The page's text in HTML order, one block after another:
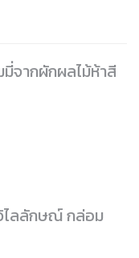
จากผักผลไม้ห้าสี
ไลลักษณ์ กล่อม